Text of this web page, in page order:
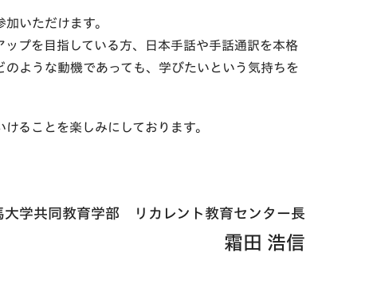
いただけます。
プを目指している方、日本手話や手話通訳を本格
ような動機であっても、学びたいという気持ちを
ることを楽しみにしております。
大学共同教育学部 リカレント教育センター長
霜田 浩信